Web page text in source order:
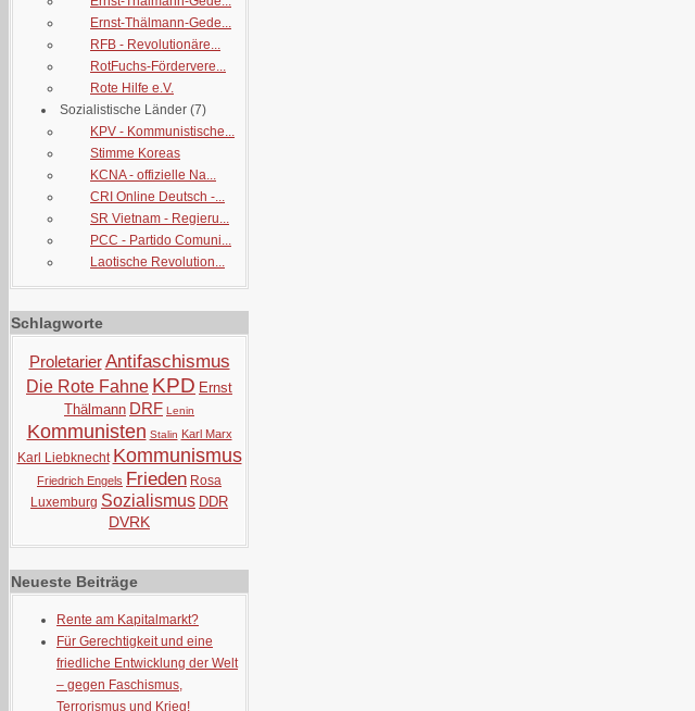
Ernst-Thälmann-Gede...
RFB - Revolutionäre...
RotFuchs-Fördervere...
Rote Hilfe e.V.
Sozialistische Länder (7)
KPV - Kommunistische...
Stimme Koreas
KCNA - offizielle Na...
CRI Online Deutsch -...
SR Vietnam - Regieru...
PCC - Partido Comuni...
Laotische Revolution...
Schlagworte
Proletarier Antifaschismus
Die Rote Fahne KPD Ernst
Thälmann DRF Lenin
Kommunisten Stalin Karl Marx
Karl Liebknecht Kommunismus
Friedrich Engels Frieden Rosa
Luxemburg Sozialismus DDR
DVRK
Neueste Beiträge
Rente am Kapitalmarkt?
Für Gerechtigkeit und eine
friedliche Entwicklung der Welt
– gegen Faschismus,
Terrorismus und Krieg!